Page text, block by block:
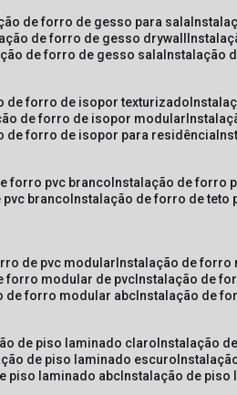
de forro de gesso para sala
de forro de gesso drywall
de forro de gesso sala instalação
de forro de isopor texturizado
de forro de isopor modular
de forro de isopor para residência
forro pvc branco instalação de forro
pvc branco instalação de forro de teto
de pvc modular instalação de
forro modular de pvc instalação de
de forro modular abc instalação de
de piso laminado claro instalação
de piso laminado escuro
piso laminado abc instalação de piso